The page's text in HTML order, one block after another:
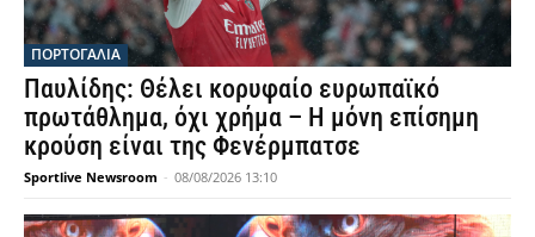
ΠΟΡΤΟΓΑΛΙΑ
Παυλίδης: Θέλει κορυφαίο ευρωπαϊκό
πρωτάθλημα, όχι χρήμα – Η μόνη επίσημη
κρούση είναι της Φενέρμπατσε
Sportlive Newsroom - 08/08/2026 13:10